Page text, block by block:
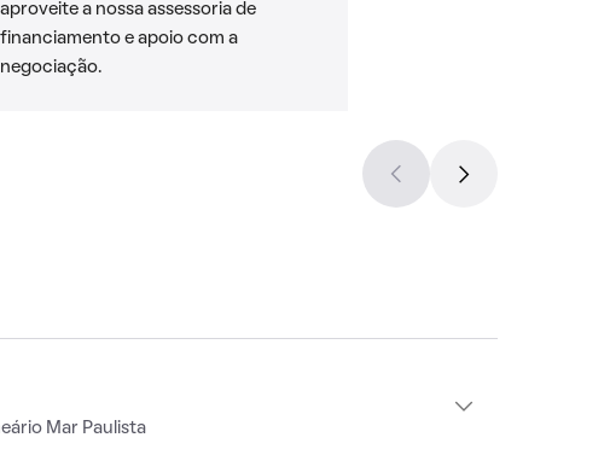
aproveite a nossa assessoria de
financiamento e apoio com a
negociação.
Mar Paulista